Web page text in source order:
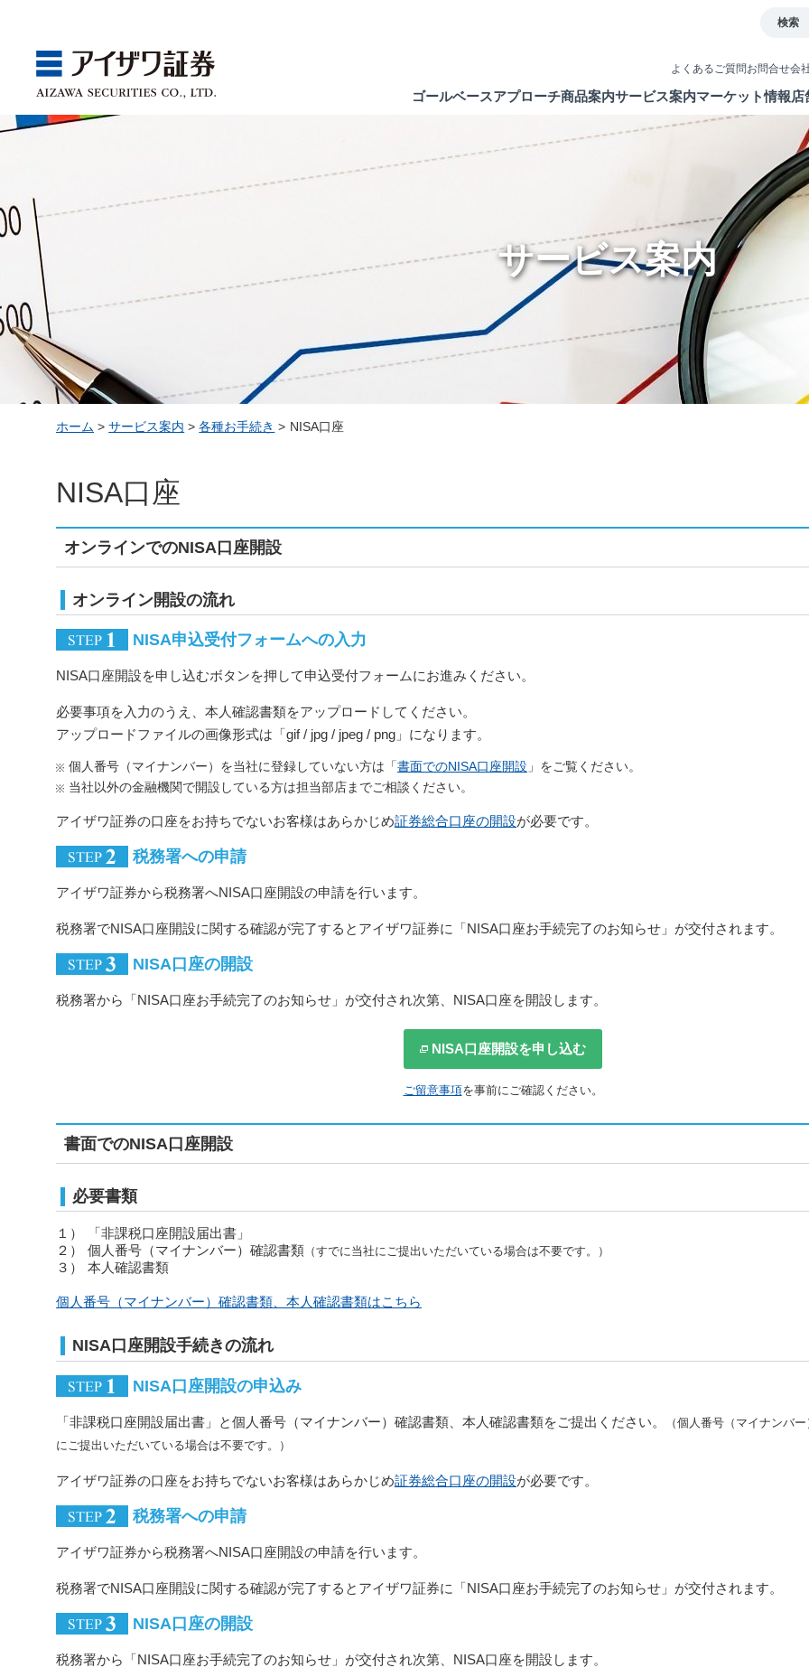
検索
よくあるご質問お問合せ会
ゴールベースアプローチ
GBA
ゴールベースアプローチ
ゴールベースアプローチとは
商品案内
Products
商品案内
投資信託
ラップサービス
新商品情報
サービス案内
Service
サービス案内
NISA制度
マーケット情報
Market
マーケット情報
アイザワ証券投資情報サイト
店
Store
店舗情報
中国・九州
Seminar
セミナー案内 サービス案内
ホーム > サービス案内 > 各種お手続き > NISA口座
NISA口座
オンラインでのNISA口座開設
オンライン開設の流れ
NISA申込受付フォームへの入力
NISA口座開設を申し込むボタンを押して申込受付フォームにお進みください。
必要事項を入力のうえ、本人確認書類をアップロードしてください。
アップロードファイルの画像形式は「gif / jpg / jpeg / png」になります。
個人番号（マイナンバー）を当社に登録していない方は「書面でのNISA口座開設 」をご覧ください。
当社以外の金融機関で開設している方は担当部店までご相談ください。
アイザワ証券の口座をお持ちでないお客様はあらかじめ証券総合口座の開設が必要です。
税務署への申請
アイザワ証券から税務署へNISA口座開設の申請を行います。
税務署でNISA口座開設に関する確認が完了するとアイザワ証券に「NISA口座お手続完了のお知らせ」が交付されます。
NISA口座の開設
税務署から「NISA口座お手続完了のお知らせ」が交付され次第、NISA口座を開設します。
NISA口座開設を申し込む
ご留意事項を事前にご確認ください。
書面でのNISA口座開設
必要書類
１）
「非課税口座開設届出書」
２）
個人番号（マイナンバー）確認書類 （すでに当社にご提出いただいている場合は不要です。）
３） 本人確認書類
個人番号（マイナンバー）確認書類、本人確認書類はこちら
NISA口座開設手続きの流れ
NISA口座開設の申込み
「非課税口座開設届出書」と個人番号（マイナンバー）確認書類、本人確認書類をご提出ください。
（個人番号（マイナンバ
にご提出いただいている場合は不要です。）
アイザワ証券の口座をお持ちでないお客様はあらかじめ証券総合口座の開設が必要です。
税務署への申請
アイザワ証券から税務署へNISA口座開設の申請を行います。
税務署でNISA口座開設に関する確認が完了するとアイザワ証券に「NISA口座お手続完了のお知らせ」が交付されます。
NISA口座の開設
税務署から「NISA口座お手続完了のお知らせ」が交付され次第、NISA口座を開設します。